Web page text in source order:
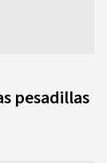
pesadillas